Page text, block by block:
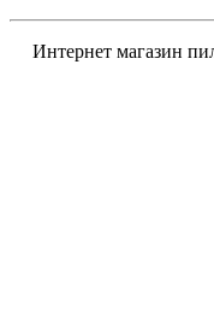
Интернет магазин